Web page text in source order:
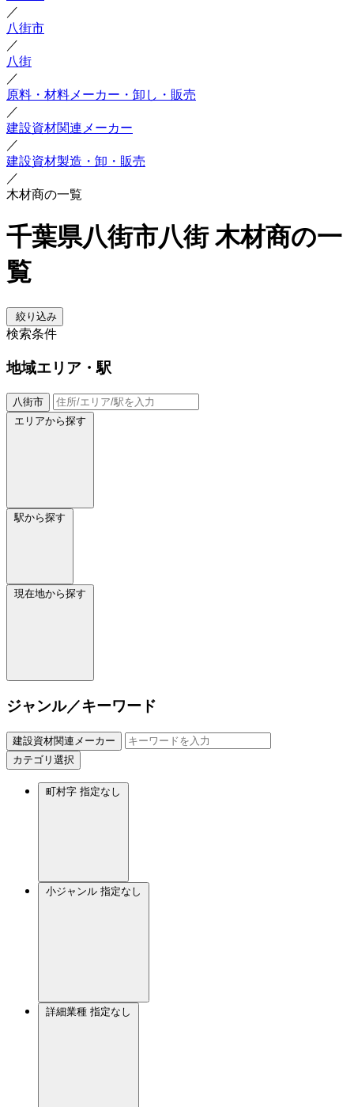
／
八街市
／
八街
／
原料・材料メーカー・卸し・販売
／
建設資材関連メーカー
／
建設資材製造・卸・販売
／
木材商の一覧
千葉県八街市八街 木材商の一
覧
絞り込み
検索条件
地域エリア・駅
八街市
エリアから探す
駅から探す
現在地から探す
ジャンル／キーワード
建設資材関連メーカー
カテゴリ選択
町村字 指定なし
小ジャンル 指定なし
詳細業種 指定なし